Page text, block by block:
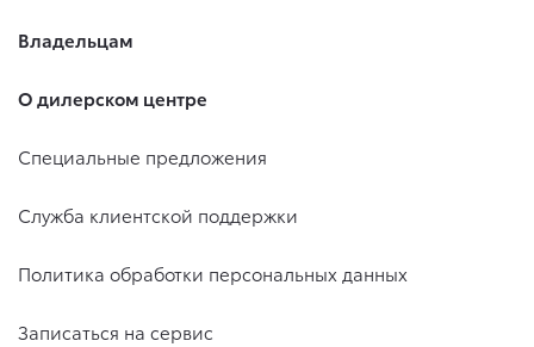
Владельцам
О дилерском центре
Специальные предложения
Служба клиентской поддержки
Политика обработки персональных данных
Записаться на сервис